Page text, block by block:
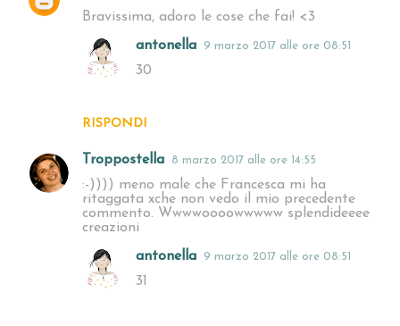
Bravissima, adoro le cose che fai! <3
RISPONDI
antonella 9 marzo 2017 alle ore 08:51
30
Troppostella 8 marzo 2017 alle ore 14:55
:-)))) meno male che Francesca mi ha
ritaggata xche non vedo il mio precedente
commento. Wwwwoooowwwww splendideeee
creazioni
antonella 9 marzo 2017 alle ore 08:51
31